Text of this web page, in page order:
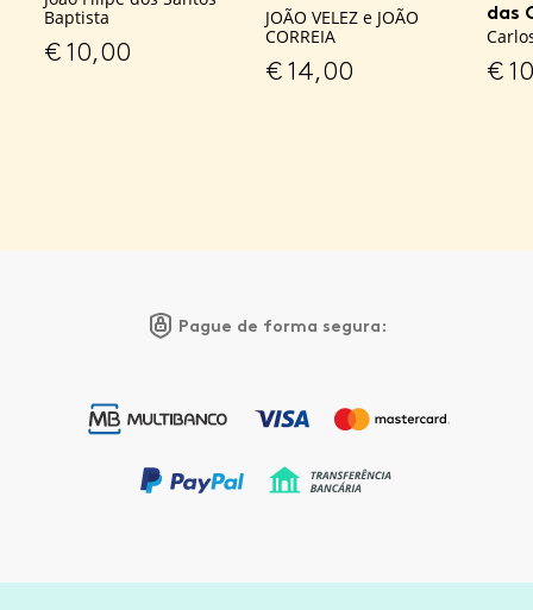
Baptista
€10,00
JOÃO VELEZ e JOÃO
CORREIA
€14,00
das
€
Pague de forma segura: